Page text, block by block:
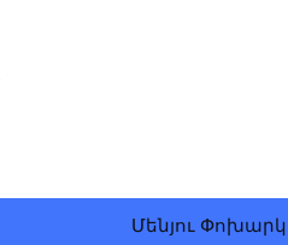
Մենյու